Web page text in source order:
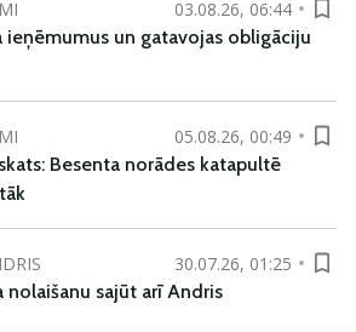
03.08.26, 06:44
ieņēmumus un gatavojas obligāciju
05.08.26, 00:49
Besenta norādes katapultē
30.07.26, 01:25
nolaišanu sajūt arī Andris